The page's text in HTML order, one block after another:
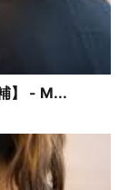
】 - M...